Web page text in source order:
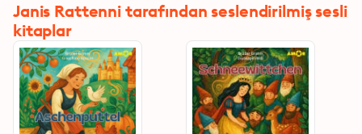
Janis Rattenni tarafından seslendirilmiş sesli
kitaplar